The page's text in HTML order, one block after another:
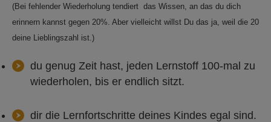
(Bei fehlender Wiederholung tendiert das Wissen, an das du dich
erinnern kannst gegen 20%. Aber vielleicht willst Du das ja, weil die 20
deine Lieblingszahl ist.)
du genug Zeit hast, jeden Lernstoff 100-mal zu
wiederholen, bis er endlich sitzt.
dir die Lernfortschritte deines Kindes egal sind.